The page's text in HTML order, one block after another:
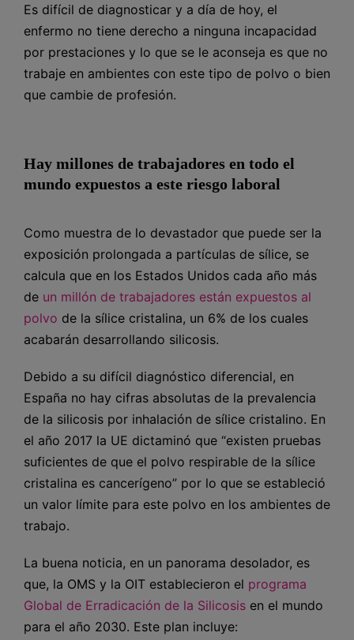
Es difícil de diagnosticar y a día de hoy, el
enfermo no tiene derecho a ninguna incapacidad
por prestaciones y lo que se le aconseja es que no
trabaje en ambientes con este tipo de polvo o bien
que cambie de profesión.
Hay millones de trabajadores en todo el
mundo expuestos a este riesgo laboral
Como muestra de lo devastador que puede ser la
exposición prolongada a partículas de sílice, se
calcula que en los Estados Unidos cada año más
de un millón de trabajadores están expuestos al
polvo de la sílice cristalina, un 6% de los cuales
acabarán desarrollando silicosis.
Debido a su difícil diagnóstico diferencial, en
España no hay cifras absolutas de la prevalencia
de la silicosis por inhalación de sílice cristalino. En
el año 2017 la UE dictaminó que “existen pruebas
suficientes de que el polvo respirable de la sílice
cristalina es cancerígeno” por lo que se estableció
un valor límite para este polvo en los ambientes de
trabajo.
La buena noticia, en un panorama desolador, es
que, la OMS y la OIT establecieron el programa
Global de Erradicación de la Silicosis en el mundo
para el año 2030. Este plan incluye: